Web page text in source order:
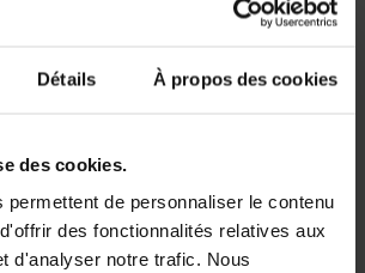
Détails À propos des cookies
des cookies.
permettent de personnaliser le contenu
des fonctionnalités relatives aux
d'analyser notre trafic. Nous